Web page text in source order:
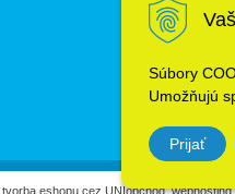
Súbory
Umožňujú
Prijať
tvorba eshopu cez UNIobchod,webhosting